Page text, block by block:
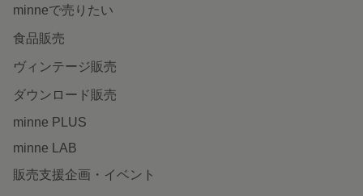
minneで売りたい
食品販売
ヴィンテージ販売
ダウンロード販売
minne PLUS
minne LAB
販売支援企画・イベント